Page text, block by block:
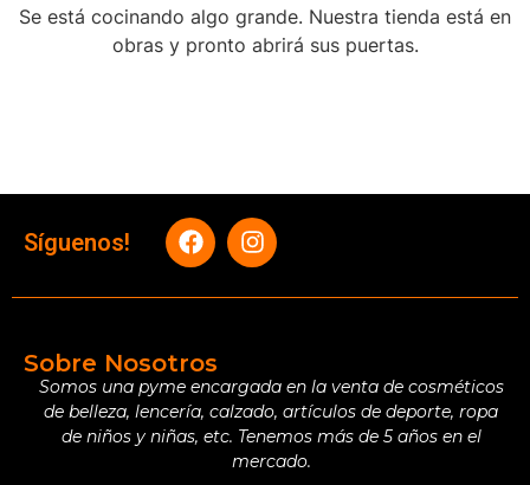
Se está cocinando algo grande. Nuestra tienda está en
obras y pronto abrirá sus puertas.
Síguenos!
Sobre Nosotros
Somos una pyme encargada en la venta de cosméticos
de belleza, lencería, calzado, artículos de deporte, ropa
de niños y niñas, etc. Tenemos más de 5 años en el
mercado.